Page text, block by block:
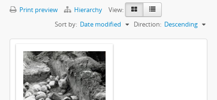
Print preview Hierarchy
View:
Sort by: Date modified Direction: Descending